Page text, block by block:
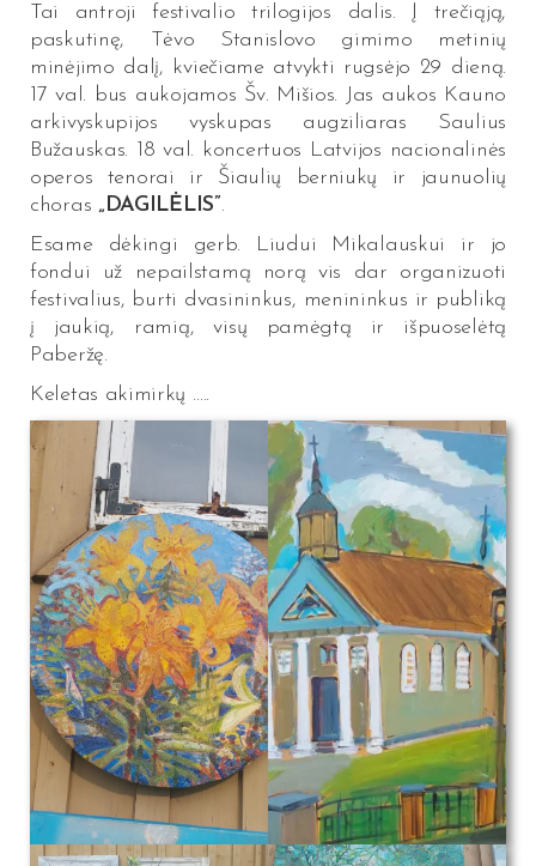
Tai antroji festivalio trilogijos dalis. Į trečiąją,
paskutinę, Tėvo Stanislovo gimimo metinių
minėjimo dalį, kviečiame atvykti rugsėjo 29 dieną.
17 val. bus aukojamos Šv. Mišios. Jas aukos Kauno
arkivyskupijos vyskupas augziliaras Saulius
Bužauskas. 18 val. koncertuos Latvijos nacionalinės
operos tenorai ir Šiaulių berniukų ir jaunuolių
choras „DAGILĖLIS”.
Esame dėkingi gerb. Liudui Mikalauskui ir jo
fondui už nepailstamą norą vis dar organizuoti
festivalius, burti dvasininkus, menininkus ir publiką
į jaukią, ramią, visų pamėgtą ir išpuoselėtą
Paberžę.
Keletas akimirkų …..